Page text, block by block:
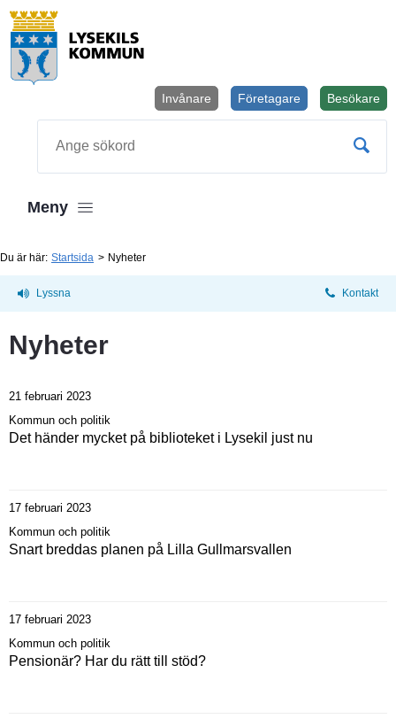
Besökare
Företagare
Invånare
Meny
Du är här: Startsida Nyheter
Lyssna Kontakt
Nyheter
21 februari 2023
Kommun och politik
Det händer mycket på biblioteket i Lysekil just nu
17 februari 2023
Kommun och politik
Snart breddas planen på Lilla Gullmarsvallen
17 februari 2023
Kommun och politik
Pensionär? Har du rätt till stöd?